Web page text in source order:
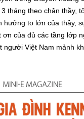
tháng theo chân thầy,
hưởng to lớn của thầy,
ơn của đủ các tầng lớp
người Việt Nam mảnh